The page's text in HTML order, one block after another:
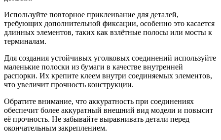
Используйте повторное приклеивание для деталей,
требующих дополнительной фиксации, особенно это касается
длинных элементов, таких как взлётные полосы или мосты к
терминалам.
Для создания устойчивых уголковых соединений используйте
маленькие полоски из бумаги в качестве внутренней
распорки. Их крепите клеем внутри соединяемых элементов,
что увеличит прочность конструкции.
Обратите внимание, что аккуратность при соединениях
обеспечит более аккуратный внешний вид модели и повысит
её прочность. Не забывайте выравнивать детали перед
окончательным закреплением.